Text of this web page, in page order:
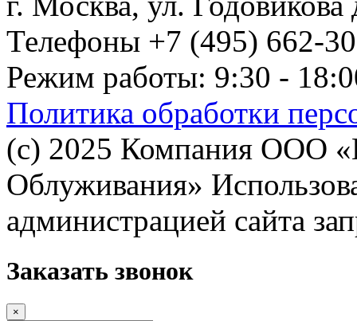
Телефоны +7 (495) 662-
Режим работы: 9:30 -
Политика обработки
(с) 2025 Компания ООО
Облуживания»
администрацией сайта
Заказать звонок
×